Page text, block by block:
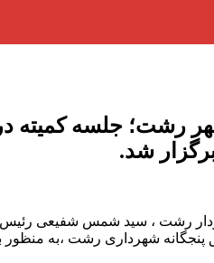
رشت؛ جلسه کمیته
شد.
رحیم شوقی شهردار رشت ، سید شمس
پنجگانه شهرداری رشت ،به